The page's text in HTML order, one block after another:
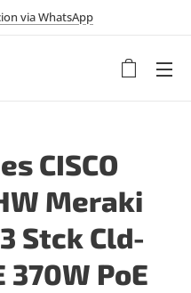
via WhatsApp
CISCO
Meraki
Stck Cld-
370W PoE